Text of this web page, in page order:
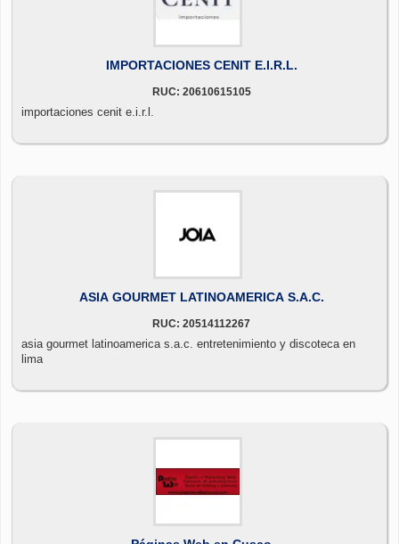
IMPORTACIONES CENIT E.I.R.L.
RUC: 20610615105
importaciones cenit e.i.r.l.
ASIA GOURMET LATINOAMERICA S.A.C.
RUC: 20514112267
asia gourmet latinoamerica s.a.c. entretenimiento y discoteca en
lima